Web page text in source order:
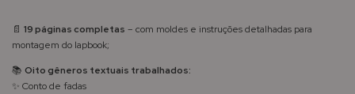
📄 19 páginas completas – com moldes e instruções detalhadas para
montagem do lapbook;
📚 Oito gêneros textuais trabalhados:
✨ Conto de fadas